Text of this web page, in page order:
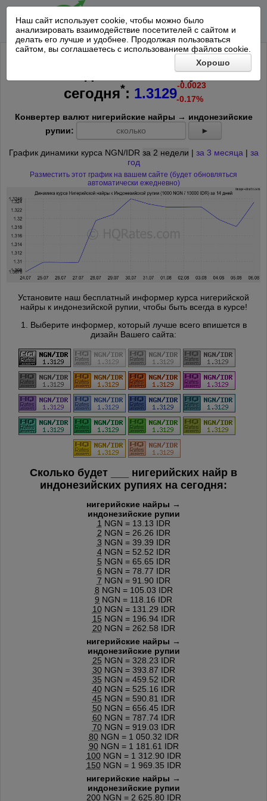
Наш сайт использует cookie, чтобы можно было
анализировать взаимодействие посетителей с сайтом и
делать его лучше и удобнее. Продолжая пользоваться
сайтом, вы соглашаетесь с использованием файлов cookie.
Хорошо
Курс 1000 Нигерийская найра к
10000 Индонезийских рупий на
сегодня*: 1.3129-0.0023
-0.17%
Конвертер валют нигерийские найры → индонезийские
рупии:
►
График динамики курса NGN/IDR за 2 недели | за 3 месяца | за
год
Разместить этот график на вашем сайте (будет обновляться
автоматически ежедневно)
Установите наш бесплатный информер курса нигерийской
найры к индонезийской рупии, чтобы быть всегда в курсе!
1. Выберите информер, который лучше всего впишется в
дизайн Вашего сайта:
Сколько будет
нигерийских найр в
индонезийских рупиях на сегодня:
нигерийские найры →
индонезийские рупии
1 NGN = 13.13 IDR
2 NGN = 26.26 IDR
3 NGN = 39.39 IDR
4NGN = 52.52 IDR
5 NGN = 65.65 IDR
6 NGN = 78.77 IDR
7 NGN = 91.90 IDR
8 NGN = 105.03 IDR
9 NGN = 118.16 IDR
10NGN = 131.29 IDR
15 NGN = 196.94 IDR
20NGN = 262.58 IDR
нигерийские найры →
индонезийские рупии
25 NGN = 328.23 IDR
30NGN = 393.87 IDR
35 NGN = 459.52 IDR
40NGN = 525.16 IDR
45 NGN = 590.81 IDR
50NGN = 656.45 IDR
60NGN = 787.74 IDR
70NGN = 919.03 IDR
80NGN = 1 050.32 IDR
90NGN = 1 181.61 IDR
100NGN = 1 312.90 IDR
150NGN = 1 969.35 IDR
нигерийские найры →
индонезийские рупии
200NGN = 2 625.80 IDR